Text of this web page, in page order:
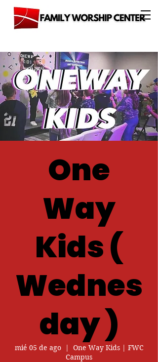
One
Way
Kids (
Wednes
day )
mié 05 de ago
  |
One Way Kids | FWC
Campus